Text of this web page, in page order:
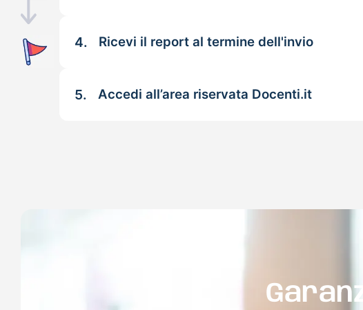
4. Ricevi il report al termine dell'invio
5. Accedi all’area riservata Docenti.it